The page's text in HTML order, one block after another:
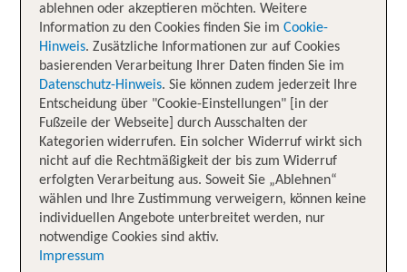
ablehnen oder akzeptieren möchten. Weitere
Information zu den Cookies finden Sie im Cookie-
Hinweis. Zusätzliche Informationen zur auf Cookies
basierenden Verarbeitung Ihrer Daten finden Sie im
Datenschutz-Hinweis. Sie können zudem jederzeit Ihre
Entscheidung über "Cookie-Einstellungen" [in der
Fußzeile der Webseite] durch Ausschalten der
Kategorien widerrufen. Ein solcher Widerruf wirkt sich
nicht auf die Rechtmäßigkeit der bis zum Widerruf
erfolgten Verarbeitung aus. Soweit Sie „Ablehnen“
wählen und Ihre Zustimmung verweigern, können keine
individuellen Angebote unterbreitet werden, nur
notwendige Cookies sind aktiv.
Impressum